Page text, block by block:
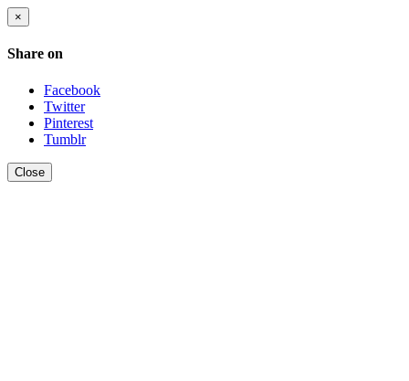
×
Share on
Facebook
Twitter
Pinterest
Tumblr
Close